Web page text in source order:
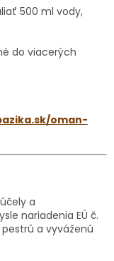
500 ml vody,
do viacerých
oman-
a
nariadenia EÚ č.
a vyváženú